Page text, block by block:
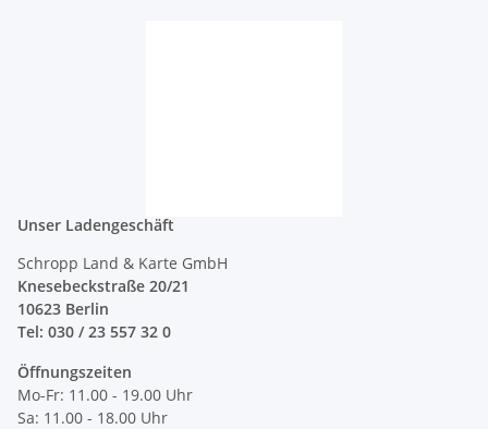
Unser Ladengeschäft
Schropp Land & Karte GmbH
Knesebeckstraße 20/21
10623 Berlin
Tel: 030 / 23 557 32 0
Öffnungszeiten
Mo-Fr: 11.00 - 19.00 Uhr
Sa: 11.00 - 18.00 Uhr